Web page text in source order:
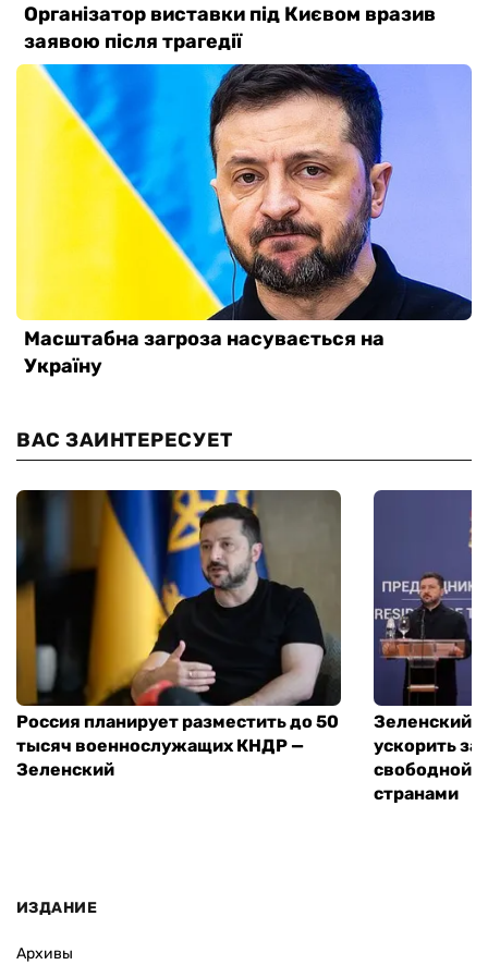
ВАС ЗАИНТЕРЕСУЕТ
Россия планирует разместить до 50
тысяч военнослужащих КНДР —
Зеленский
Зеленский
ускорить
свободной
странами
ИЗДАНИЕ
Архивы